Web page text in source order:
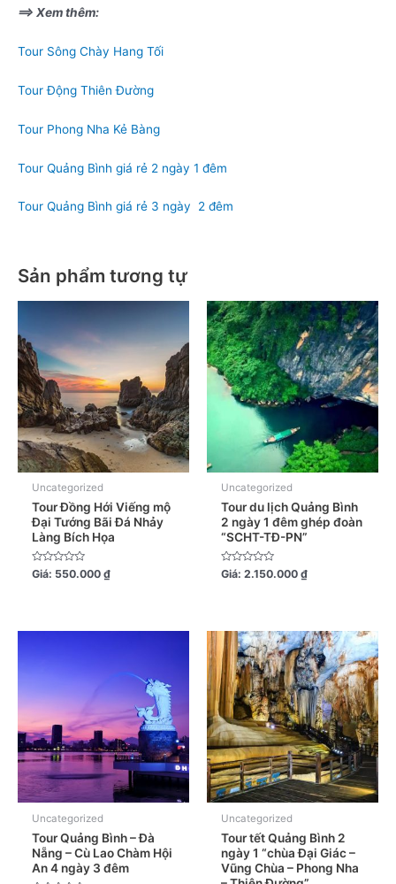
==> Xem thêm:
Tour Sông Chày Hang Tối
Tour Động Thiên Đường
Tour Phong Nha Kẻ Bàng
Tour Quảng Bình giá rẻ 2 ngày 1 đêm
Tour Quảng Bình giá rẻ 3 ngày 2 đêm
Sản phẩm tương tự
Uncategorized
Tour Đồng Hới Viếng mộ
Đại Tướng Bãi Đá Nhảy
Làng Bích Họa
Được
xếp
Giá: 550.000₫
Uncategorized
Tour du lịch Quảng Bình
2 ngày 1 đêm ghép đoàn
“SCHT-TĐ-PN”
Được
xếp
Giá: 2.150.000₫
Uncategorized
Tour Quảng Bình – Đà
Nẵng – Cù Lao Chàm Hội
An 4 ngày 3 đêm
Uncategorized
Tour tết Quảng Bình 2
ngày 1 “chùa Đại Giác –
Vũng Chùa – Phong Nha